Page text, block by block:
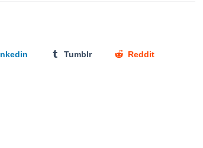
Tumblr Reddit